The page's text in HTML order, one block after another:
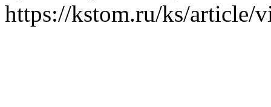
https://kstom.ru/ks/article/